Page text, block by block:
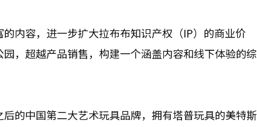
内容，进一步扩大拉布布知识产权（IP）的商业价
，超越产品销售，构建一个涵盖内容和线下体验的综
的中国第二大艺术玩具品牌，拥有塔普玩具的美特斯